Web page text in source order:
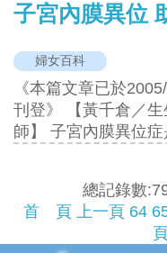
子宮內膜異位
婦女百科
《本篇文章已於
刊登》 【黃千倉／
師】 子宮內膜異位
總記錄數
首 頁
上一頁 64